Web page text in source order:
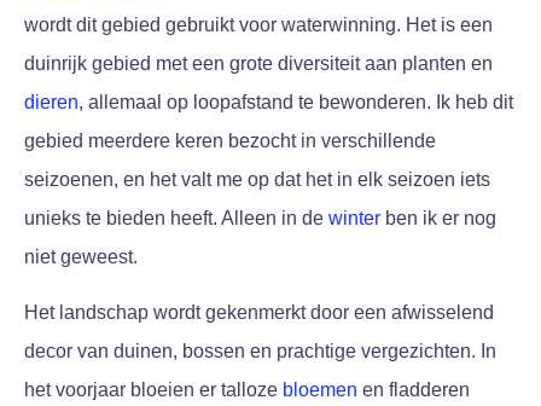
wordt dit gebied gebruikt voor waterwinning. Het is een
duinrijk gebied met een grote diversiteit aan planten en
dieren, allemaal op loopafstand te bewonderen. Ik heb dit
gebied meerdere keren bezocht in verschillende
seizoenen, en het valt me op dat het in elk seizoen iets
unieks te bieden heeft. Alleen in de winter ben ik er nog
niet geweest.
Het landschap wordt gekenmerkt door een afwisselend
decor van duinen, bossen en prachtige vergezichten. In
het voorjaar bloeien er talloze bloemen en fladderen